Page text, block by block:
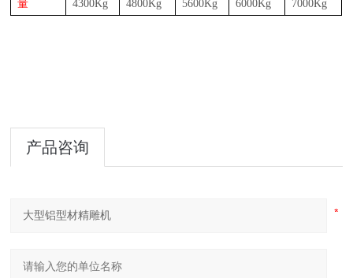
量
4300Kg 4800Kg 5600Kg 6000Kg 7000Kg
产品咨询